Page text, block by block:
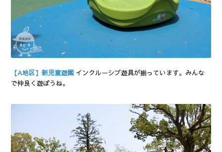
【A地区】新児童遊園 インクルーシブ遊具が揃っています。みんな
で仲良く遊ぼうね。